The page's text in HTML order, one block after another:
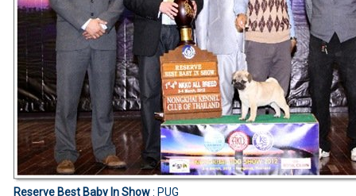
Reserve Best Baby In Show: PUG